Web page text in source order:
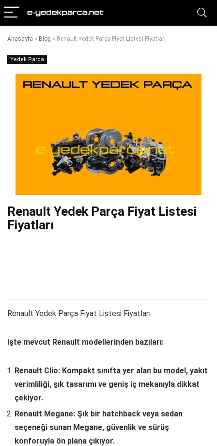
Anasayfa » Blog » Renault Yedek Parça Fiyat Listesi Fiyatları
Yedek Parça
Renault Yedek Parça Fiyat Listesi
Fiyatları
Renault Yedek Parça Fiyat Listesi Fiyatları
işte mevcut Renault modellerinden bazıları:
Renault Clio: Kompakt sınıfta yer alan bu model, yakıt
verimliliği, şık tasarımı ve geniş iç mekanıyla dikkat
çekiyor.
Renault Megane: Şık bir hatchback veya sedan
seçeneği sunan Megane, güvenlik ve sürüş
konforuyla ön plana çıkıyor.